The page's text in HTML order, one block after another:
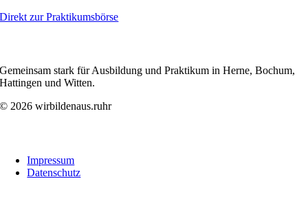
Direkt zur Praktikumsbörse
Gemeinsam stark für Ausbildung und Praktikum in Herne, Bochum,
Hattingen und Witten.
© 2026 wirbildenaus.ruhr
Impressum
Datenschutz